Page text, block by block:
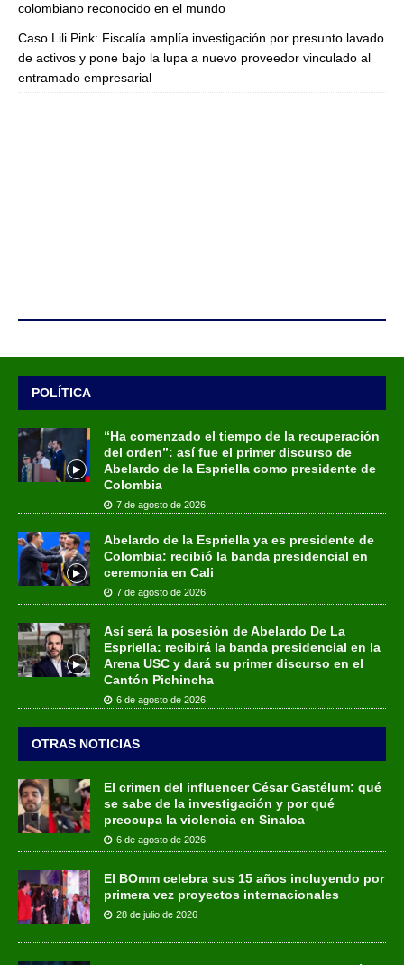
colombiano reconocido en el mundo
Caso Lili Pink: Fiscalía amplía investigación por presunto lavado
de activos y pone bajo la lupa a nuevo proveedor vinculado al
entramado empresarial
POLÍTICA
“Ha comenzado el tiempo de la recuperación
del orden”: así fue el primer discurso de
Abelardo de la Espriella como presidente de
Colombia
7 de agosto de 2026
Abelardo de la Espriella ya es presidente de
Colombia: recibió la banda presidencial en
ceremonia en Cali
7 de agosto de 2026
Así será la posesión de Abelardo De La
Espriella: recibirá la banda presidencial en la
Arena USC y dará su primer discurso en el
Cantón Pichincha
6 de agosto de 2026
OTRAS NOTICIAS
El crimen del influencer César Gastélum: qué
se sabe de la investigación y por qué
preocupa la violencia en Sinaloa
6 de agosto de 2026
El BOmm celebra sus 15 años incluyendo por
primera vez proyectos internacionales
28 de julio de 2026